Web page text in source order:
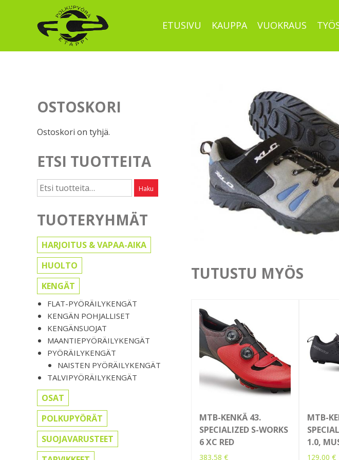
ETUSIVU KAUPPA VUOKRAUS
OSTOSKORI
Ostoskori on tyhjä.
ETSI TUOTTEITA
Etsi: Haku
TUOTERYHMÄT
HARJOITUS & VAPAA-AIKA
HUOLTO
KENGÄT
FLAT-PYÖRÄILYKENGÄT
KENGÄN POHJALLISET
KENGÄNSUOJAT
MAANTIEPYÖRÄILYKENGÄT
PYÖRÄILYKENGÄT
NAISTEN PYÖRÄILYKENGÄT
TALVIPYÖRÄILYKENGÄT
OSAT
POLKUPYÖRÄT
SUOJAVARUSTEET
TUTUSTU MYÖS
MTB-KENKÄ 43.
SPECIALIZED S-WORKS
6 XC RED
383,58 €
MTB-
1.0,
129,00 €